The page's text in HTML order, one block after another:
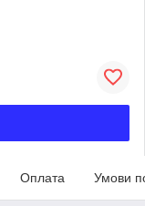
Оплата Умови